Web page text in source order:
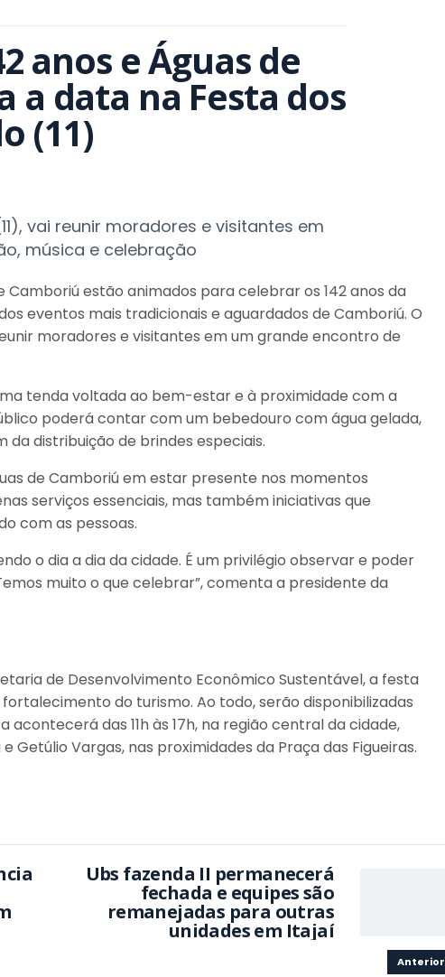
anos e Águas de
a data na Festa dos
(11)
vai reunir moradores e visitantes em
música e celebração
estão animados para celebrar os 142 anos da
eventos mais tradicionais e aguardados de Camboriú. O
moradores e visitantes em um grande encontro de
tenda voltada ao bem-estar e à proximidade com a
poderá contar com um bebedouro com água gelada,
distribuição de brindes especiais.
de Camboriú em estar presente nos momentos
serviços essenciais, mas também iniciativas que
com as pessoas.
o dia a dia da cidade. É um privilégio observar e poder
muito o que celebrar”, comenta a presidente da
de Desenvolvimento Econômico Sustentável, a festa
do turismo. Ao todo, serão disponibilizadas
das 11h às 17h, na região central da cidade,
Getúlio Vargas, nas proximidades da Praça das Figueiras.
Ubs fazenda II permanecerá
fechada e equipes são
remanejadas para outras
unidades em Itajaí
Anterior